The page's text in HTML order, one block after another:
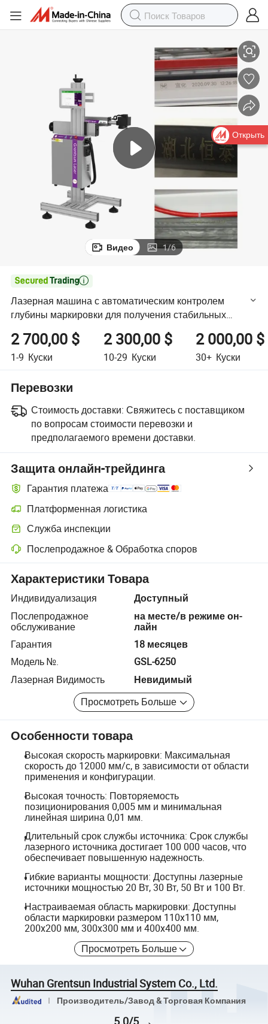
Видео 1/6

Лазерная машина с автоматическим контролем
глубины маркировки для получения стабильных
результатов на различных металлах и поверхностях
2 700,00 $
1-9 Куски
2 300,00 $
10-29 Куски
2 000,00 $
30+ Куски
Перевозки
Стоимость доставки: Свяжитесь с поставщиком
по вопросам стоимости перевозки и
предполагаемого времени доставки.
Защита онлайн-трейдинга
Гарантия платежа
Платформенная логистика
Более удобное отслеживание отправлений благодаря
Служба инспекции
Дополнительная предпродажная инспекция для проверки
Послепродажное & Обработка споров
Разрешение споров с помощью платформы, включая возврат
Характеристики Товара
Индивидуализация
Доступный
Послепродажное
обслуживание
на месте/в режиме он-
лайн
Гарантия
18 месяцев
Модель №.
GSL-6250
Лазерная Видимость
Невидимый
Просмотреть Больше
Особенности товара
Высокая скорость маркировки: Максимальная
скорость до 12000 мм/с, в зависимости от области
применения и конфигурации.
Высокая точность: Повторяемость
позиционирования 0,005 мм и минимальная
линейная ширина 0,01 мм.
Длительный срок службы источника: Срок службы
лазерного источника достигает 100 000 часов, что
обеспечивает повышенную надежность.
Гибкие варианты мощности: Доступны лазерные
источники мощностью 20 Вт, 30 Вт, 50 Вт и 100 Вт.
Настраиваемая область маркировки: Доступны
области маркировки размером 110x110 мм,
200x200 мм, 300x300 мм и 400x400 мм.
Просмотреть Больше
Wuhan Grentsun Industrial System Co., Ltd.
Производитель/Завод & Торговая Компания
5.0/5
Открыть